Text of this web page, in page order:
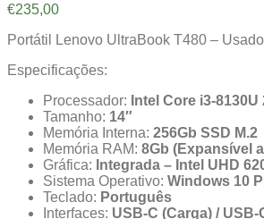
€235,00
Portátil Lenovo UltraBook T480 – Usado
Especificações:
Processador: Intel Core i3-8130U
Tamanho: 14″
Memória Interna: 256Gb SSD M.2
Memória RAM: 8Gb (Expansível
Gráfica: Integrada – Intel UHD
Sistema Operativo: Windows 10
Teclado: Português
Interfaces: USB-C (Carga) / USB-